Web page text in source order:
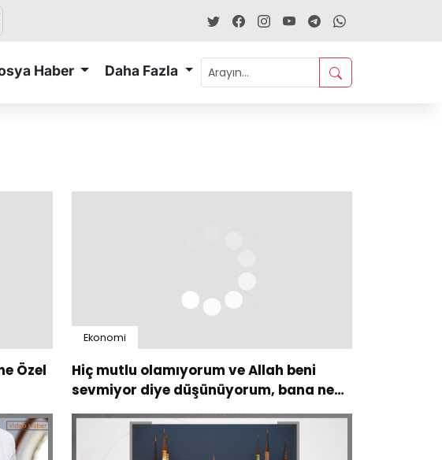
Haber Daha Fazla
Özel
Ekonomi
Hiç mutlu olamıyorum ve Allah beni
sevmiyor diye düşünüyorum, bana ne
tavsiye edersiniz?